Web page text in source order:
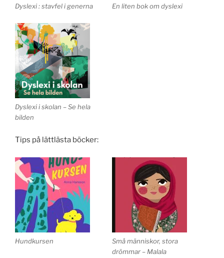
Dyslexi : stavfel i generna En liten bok om dyslexi
Dyslexi i skolan – Se hela
bilden
Tips på lättlästa böcker:
Hundkursen
Små människor, stora
drömmar – Malala